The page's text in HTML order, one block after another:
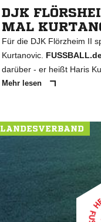
DJK
MAL
Für die DJK Flörzheim II
Kurtanovic.
darüber - er heißt Haris
Mehr lesen
LANDESVERBAND